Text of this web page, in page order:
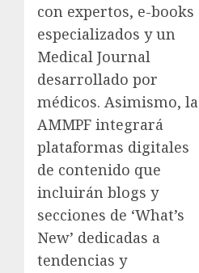
con expertos, e-books
especializados y un
Medical Journal
desarrollado por
médicos. Asimismo, la
AMMPF integrará
plataformas digitales
de contenido que
incluirán blogs y
secciones de ‘What’s
New’ dedicadas a
tendencias y